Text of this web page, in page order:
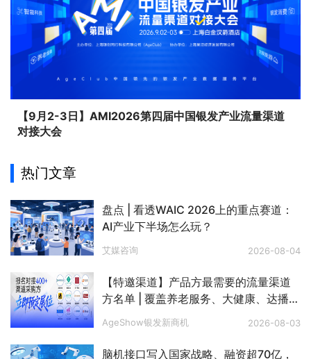
【9月2-3日】AMI2026第四届中国银发产业流量渠道
对接大会
热门文章
盘点 | 看透WAIC 2026上的重点赛道：
AI产业下半场怎么玩？
艾媒咨询 2026-08-04
【特邀渠道】产品方最需要的流量渠道
方名单 | 覆盖养老服务、大健康、达播、
私域、电视购物、文娱旅游、银发零
售、银发出海等八大赛道
AgeShow银发新商机 2026-08-03
脑机接口写入国家战略、融资超70亿，